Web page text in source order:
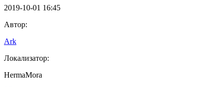
2019-10-01 16:45
Автор:
Ark
Локализатор:
⁣⁣⁣HermaMora